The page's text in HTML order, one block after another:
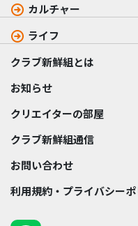
カルチャー
ライフ
クラブ新鮮組とは
お知らせ
クリエイターの部屋
クラブ新鮮組通信
お問い合わせ
利用規約・プライバシー